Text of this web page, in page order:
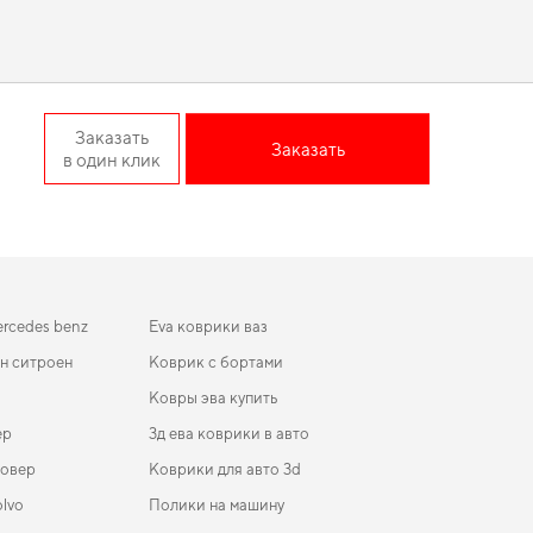
Заказать
в один клик
Заказать
benz
ситроен
Eva коврики ваз
Коврик с бортами
Ковры эва купить
3д ева коврики в авто
Коврики для авто 3d
Полики на машину